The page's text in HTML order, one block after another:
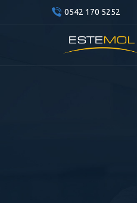
0542 170 5252